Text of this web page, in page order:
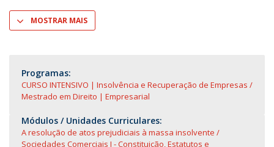
MOSTRAR MAIS
Programas:
CURSO INTENSIVO | Insolvência e Recuperação de Empresas
Mestrado em Direito | Empresarial
Módulos / Unidades Curriculares:
A resolução de atos prejudiciais à massa insolvente
Sociedades Comerciais I - Constituição, Estatutos e